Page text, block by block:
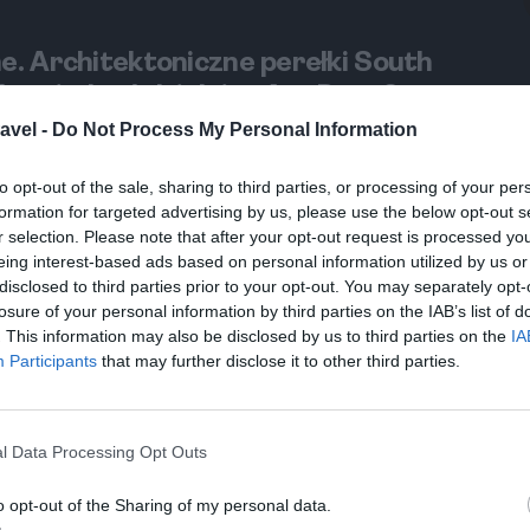
- Do Not Process My Personal Information
opt-out of the sale, sharing to third parties, or processing of your
for targeted advertising by us, please use the below opt-out
selection. Please note that after your opt-out request is processed
interest-based ads based on personal information utilized by us
to third parties prior to your opt-out. You may separately
of your personal information by third parties on the IAB’s list of
This information may also be disclosed by us to third parties on the
Participants that may further disclose it to other third parties.
Data Processing Opt Outs
opt-out of the Sharing of my personal data.
Architektoniczne perełki South
zwiedzać dzielnicę Art Deco?
Który taras widokowy w Nowym
Empire State, Top of the
Vanderbilt.